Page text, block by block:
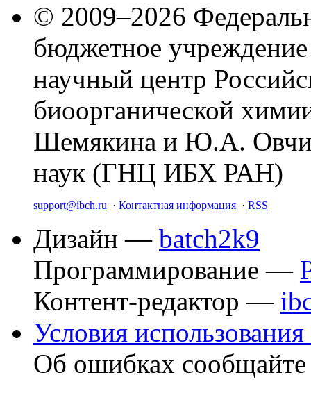
© 2009–2026
бюджетное
научный центр
биоорганической
Шемякина и Ю.А.
наук (ГНЦ ИБХ РАН)
support@ibch.ru · Контактная информация · RSS
Дизайн — batch2k9
Программирование —
Контент-редактор —
Условия использования
Об ошибках